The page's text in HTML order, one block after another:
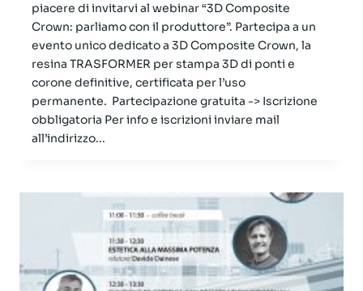
piacere di invitarvi al webinar “3D Composite
Crown: parliamo con il produttore”. Partecipa a un
evento unico dedicato a 3D Composite Crown, la
resina TRASFORMER per stampa 3D di ponti e
corone definitive, certificata per l’uso
permanente. Partecipazione gratuita -> Iscrizione
obbligatoria Per info e iscrizioni inviare mail
all’indirizzo...